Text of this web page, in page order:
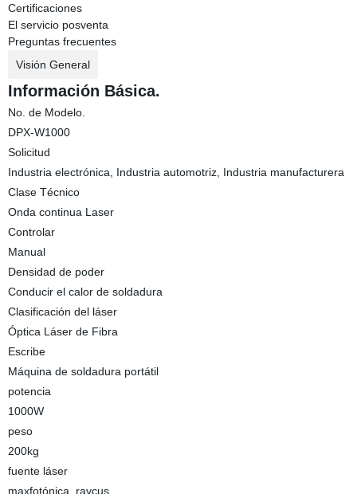
Certificaciones
El servicio posventa
Preguntas frecuentes
Visión General
Información Básica.
No. de Modelo.
DPX-W1000
Solicitud
Industria electrónica, Industria automotriz, Industria manufacturera
Clase Técnico
Onda continua Laser
Controlar
Manual
Densidad de poder
Conducir el calor de soldadura
Clasificación del láser
Óptica Láser de Fibra
Escribe
Máquina de soldadura portátil
potencia
1000W
peso
200kg
fuente láser
maxfotónica, raycus